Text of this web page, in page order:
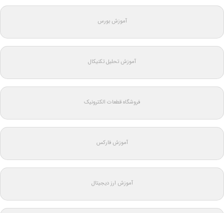
آموزش بورس
آموزش تحلیل تکنیکال
فروشگاه قطعات الکترونیک
آموزش فارکس
آموزش ارز دیجیتال